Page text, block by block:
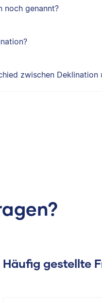
noch genannt?
zwischen Deklination
Häufig gestellte